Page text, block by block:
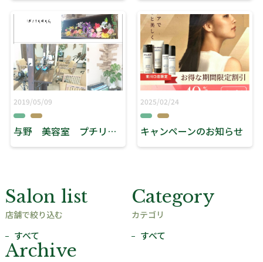
Salon list
店舗で絞り込む
すべて
Category
カテゴリ
すべて
Archive
2019/05/09
与野 美容室 プチリニューアル
2025/02/24
キャンペーンのお知らせ